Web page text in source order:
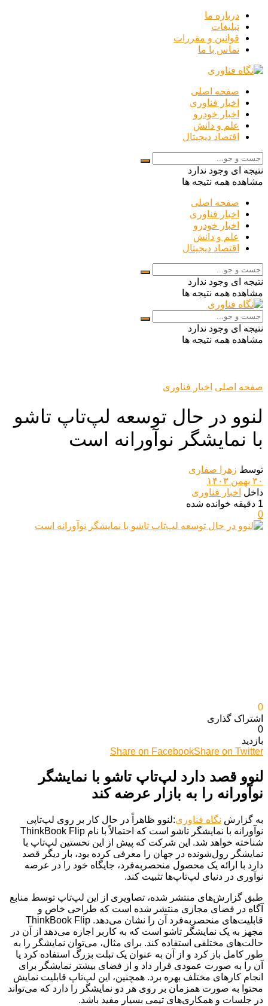
درباره ما
تبلیغات
قوانین و مقررات
تماس با ما
صفحه اصلی
اخبار فناوری
اخبار خودرو
علم و دانش
اقتصاد دیجیتال
نتیجه ای وجود ندارد
مشاهده همه نتیجه ها
صفحه اصلی
اخبار فناوری
اخبار خودرو
علم و دانش
اقتصاد دیجیتال
نتیجه ای وجود ندارد
مشاهده همه نتیجه ها
نتیجه ای وجود ندارد
مشاهده همه نتیجه ها
صفحه اصلی اخبار فناوری
لنوو در حال توسعه لپ‌تاپ تاشو
با نمایشگر نوآورانه است
توسط زهرا صفاری
۳۰ بهمن ۱۴۰۳
داخل اخبار فناوری
1 دقیقه خوانده شده
0
0
اشتراک گذاری‌
0
بازدید
Share on FacebookShare on Twitter
لنوو قصد دارد لپ‌تاپ تاشو با نمایشگر
نوآورانه را به بازار عرضه کند
به گزارش نگاه فناوری:لنوو ظاهراً در حال کار بر روی لپ‌تاپی
نوآورانه با نمایشگر تاشو است که احتمالاً با نام ThinkBook Flip
شناخته خواهد شد. این شرکت که پیش از این نخستین لپ‌تاپ با
نمایشگر رول‌شونده در جهان را معرفی کرده بود، بار دیگر قصد
دارد با ارائه یک محصول منحصربه‌فرد، جایگاه خود را در عرصه
نوآوری در دنیای لپ‌تاپ‌ها تثبیت کند.
طبق گزارش‌های منتشر شده، تصاویری از این لپ‌تاپ توسط منابع
آگاه در فضای مجازی منتشر شده است که طراحی خاص و
قابلیت‌های منحصربه‌فرد آن را نشان می‌دهد. ThinkBook Flip
مجهز به یک نمایشگر تاشو است که به کاربر اجازه می‌دهد از آن در
حالت‌های مختلفی استفاده کند. برای مثال، می‌توان نمایشگر را به
طور کامل باز کرد و از آن به عنوان یک تبلت بزرگ استفاده کرد یا
آن را به صورت عمودی قرار داد و از فضای بیشتر نمایشگر برای
انجام کارهای مختلف بهره برد. همچنین، این لپ‌تاپ قابلیت نمایش
محتوا به صورت همزمان بر روی هر دو نمایشگر را دارد که می‌تواند
در جلسات و همکاری‌های تیمی بسیار مفید باشد.